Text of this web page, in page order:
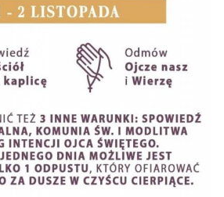
OCHRONY MAŁOLETNICH
GŁÓWNA